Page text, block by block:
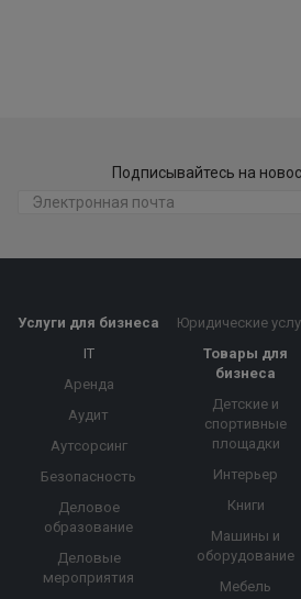
Подписывайтесь на
Услуги для бизнеса
IT
Аренда
Аудит
Аутсорсинг
Безопасность
Деловое
образование
Деловые
мероприятия
Юридические
Товары для
бизнеса
Детские и
спортивные
площадки
Интерьер
Книги
Машины и
оборудование
Мебель